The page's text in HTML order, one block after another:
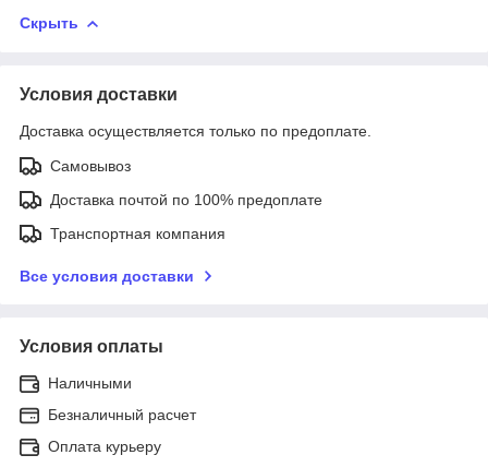
Скрыть
Условия доставки
Доставка осуществляется только по предоплате.
Самовывоз
Доставка почтой по 100% предоплате
Транспортная компания
Все условия доставки
Условия оплаты
Наличными
Безналичный расчет
Оплата курьеру